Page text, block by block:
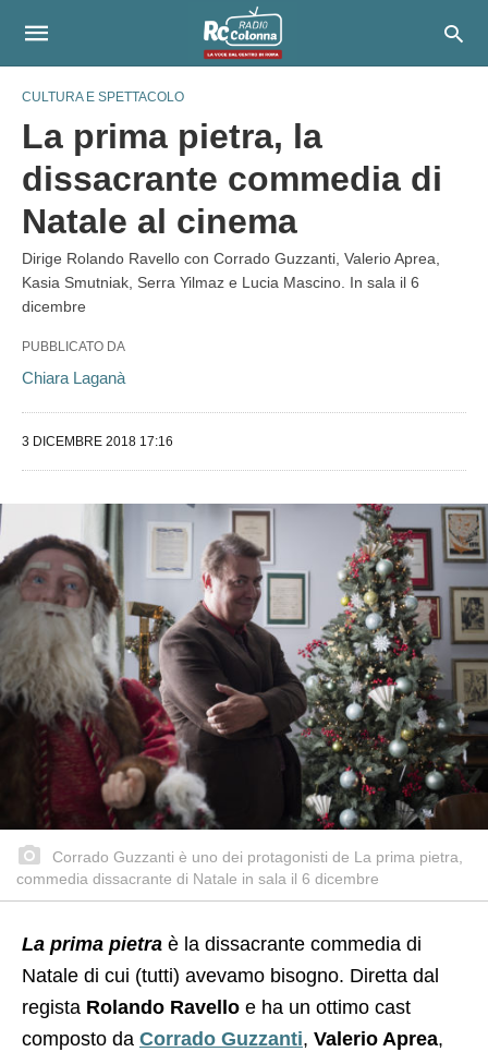
CULTURA E SPETTACOLO
La prima pietra, la
dissacrante commedia di
Natale al cinema
Dirige Rolando Ravello con Corrado Guzzanti, Valerio Aprea,
Kasia Smutniak, Serra Yilmaz e Lucia Mascino. In sala il 6
dicembre
PUBBLICATO DA
Chiara Laganà
3 DICEMBRE 2018 17:16
Corrado Guzzanti è uno dei protagonisti de La prima pietra,
commedia dissacrante di Natale in sala il 6 dicembre
La prima pietra è la dissacrante commedia di
Natale di cui (tutti) avevamo bisogno. Diretta dal
regista Rolando Ravello e ha un ottimo cast
composto da Corrado Guzzanti, Valerio Aprea,